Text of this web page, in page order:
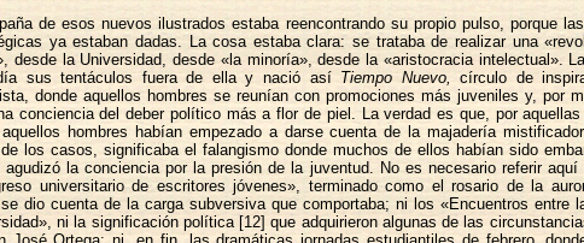
de esos nuevos ilustrados estaba reencontrando su propio pulso, porque
ya estaban dadas. La cosa estaba clara: se trataba de realizar una
desde la Universidad, desde «la minoría», desde la «aristocracia intelectual».
sus tentáculos fuera de ella y nació así Tiempo Nuevo, círculo de
donde aquellos hombres se reunían con promociones más juveniles y, por
conciencia del deber político más a flor de piel. La verdad es que, por
hombres habían empezado a darse cuenta de la majadería
los casos, significaba el falangismo donde muchos de ellos habían sido
la conciencia por la presión de la juventud. No es necesario referir aquí
universitario de escritores jóvenes», terminado como el rosario de la
dio cuenta de la carga subversiva que comportaba; ni los «Encuentros entre
ni la significación política [12] que adquirieron algunas de las